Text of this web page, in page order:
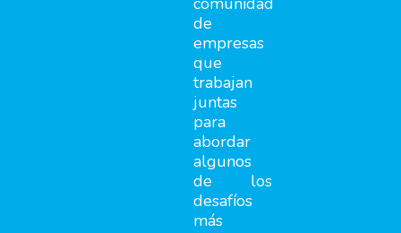
de
empresas
que
trabajan
juntas
para
abordar
algunos
de los
desafíos
más